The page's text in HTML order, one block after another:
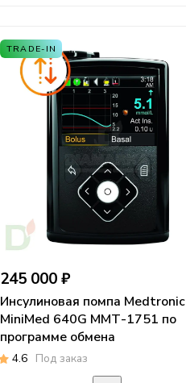
TRADE-IN
245 000 ₽
Инсулиновая помпа Medtronic
MiniMed 640G ММТ-1751 по
программе обмена
4.6 Под заказ